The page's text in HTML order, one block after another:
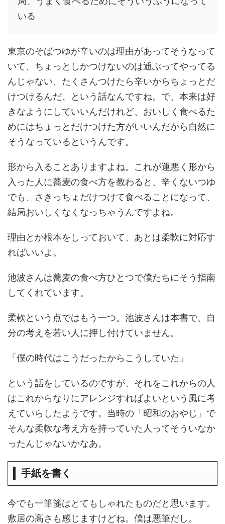
いる
東京のそばつゆが辛いのは理由があってそうなって
いて、ちょっとしかつけないのは通ぶってやってる
んじゃない、たくさんつけたら辛いからちょっとだ
けつけるんだ、という話なんですね。で、本来は好
きなようにしていいんだけれど、おいしく食べるた
めにはちょっとだけつけた方がいいんだから自然に
そうなっているというんです。
形から入ることありますよね。これが運悪く形から
入った人に蕎麦の食べ方を教わると、辛くないつゆ
でも、さきっちょだけつけて食べることになって、
結局おいしくなくなっちゃうんですよね。
理由とか根本をしっておいて、あとは柔軟に対応す
ればいいよ。
池波さんは蕎麦の食べ方ひとつで僕たちにそう指南
してくれています。
柔軟という点ではもう一つ。池波さんは本書で、自
分の考えを若い人に押し付けていません。
「僕の時代はこうだったからこうしていた」
という話をしているのですが、それをこれからの人
はこれからなりにアレンジすればよいという風に考
えていらしたようです。当時の「昭和のおやじ」で
そんな柔軟な考え方を持っていた人ってそういなか
ったんじゃないかなあ。
手紙を書く
今でも一筆箋はとてもしゃれたものだと思います。
敷居の高さも感じますけどね。僕は悪筆だし。